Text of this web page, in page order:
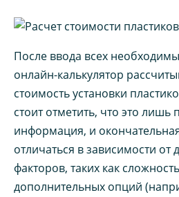
После ввода всех
онлайн-калькулятор
стоимость установки
стоит отметить, что это лишь
информация, и
отличаться в зависимости от
факторов, таких как
дополнительных опций